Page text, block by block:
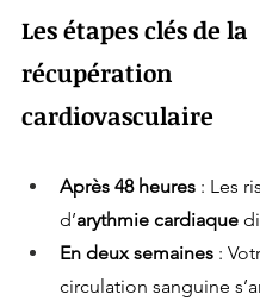
Les étapes clés de la
récupération
cardiovasculaire
Après 48 heures : Les
d’arythmie cardiaque
En deux semaines :
circulation sanguine